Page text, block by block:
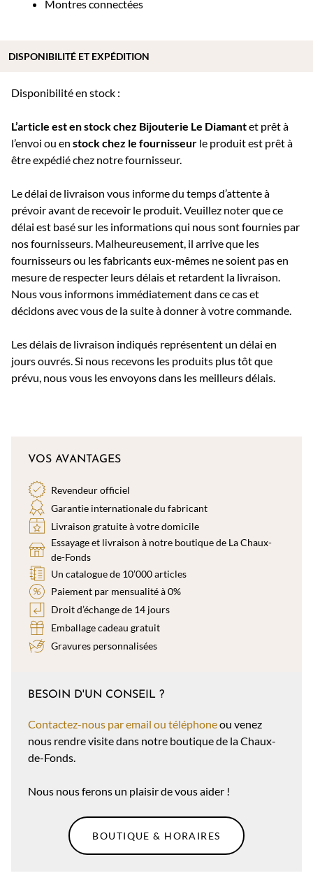
Montres connectées
Disponibilité en stock :
L’article est en stock chez Bijouterie Le Diamantet prêt à
l’envoi ou en stock chez le fournisseur le produit est prêt à
être expédié chez notre fournisseur.
Le délai de livraison vous informe du temps d’attente à
prévoir avant de recevoir le produit. Veuillez noter que ce
délai est basé sur les informations qui nous sont fournies par
nos fournisseurs. Malheureusement, il arrive que les
fournisseurs ou les fabricants eux-mêmes ne soient pas en
mesure de respecter leurs délais et retardent la livraison.
Nous vous informons immédiatement dans ce cas et
décidons avec vous de la suite à donner à votre commande.
Les délais de livraison indiqués représentent un délai en
jours ouvrés. Si nous recevons les produits plus tôt que
prévu, nous vous les envoyons dans les meilleurs délais.
DISPONIBILITÉ ET EXPÉDITION
VOS AVANTAGES
Revendeur officiel
Garantie internationale du fabricant
Livraison gratuite à votre domicile
Essayage et livraison à notre boutique de La Chaux-
de-Fonds
Un catalogue de 10’000 articles
Paiement par mensualité à 0%
Droit d’échange de 14 jours
Emballage cadeau gratuit
Gravures personnalisées
BESOIN D'UN CONSEIL ?
Contactez-nous par email ou téléphoneou venez
nous rendre visite dans notre boutique de la Chaux-
de-Fonds.
Nous nous ferons un plaisir de vous aider !
BOUTIQUE & HORAIRES